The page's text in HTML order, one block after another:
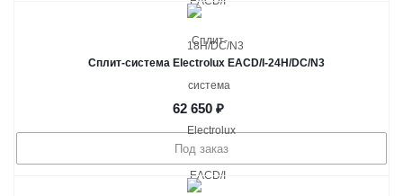
Сплит-система Electrolux EACD/I-24H/DC/N3
62 650 ₽
Под заказ